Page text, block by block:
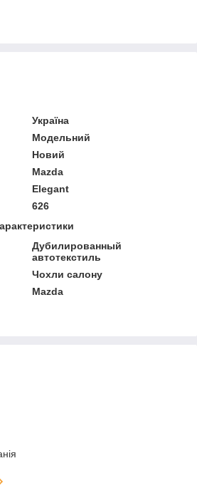
Україна
Модельний
Новий
Mazda
Elegant
626
Дубилированный
автотекстиль
Чохли салону
Mazda